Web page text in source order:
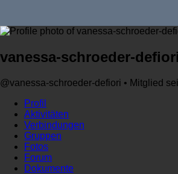
vanessa-schroeder-defiori
@vanessa-schroeder-defiori • Mitglied
Profil
Aktivitäten
Verbindungen
Gruppen
Fotos
Forum
Dokumente